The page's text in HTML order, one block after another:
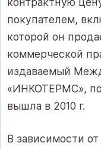
покупателем,
которой он
коммерческой
издаваемый
«ИНКОТЕРМС»,
вышла в 2010 г.
В зависимости